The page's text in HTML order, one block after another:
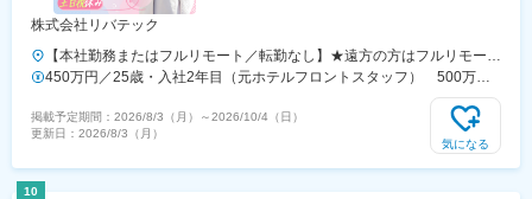
す。
株式会社リバテック
【本社勤務またはフルリモート／転勤なし】★遠方の方はフルリモート
勤務もOK！全国から応募可能です！★研修期間中は本社に出社して研
修を受けていただきます。（借り上げ社宅や住宅サポート制度あり）本
社／東京都渋谷区千駄ヶ谷3-20-3 kurumi build. 301＜アクセス＞・東
京メトロ副都心線「北参道駅」より徒歩3分・JR中央本線「千駄ヶ谷
450万円／25歳・入社2年目（元ホテルフロントスタッフ） 500万円
掲載予定期間： 2026/8/3（月） ～2026/10/4（日）
更新日： 2026/8/3（月）
気になる
10